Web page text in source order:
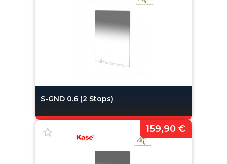
S-GND 0.6 (2 Stops)
159,90 €